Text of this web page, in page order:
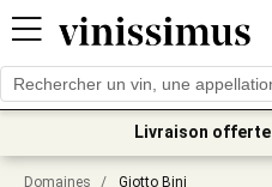
Livraison
Domaines / Giotto Bini